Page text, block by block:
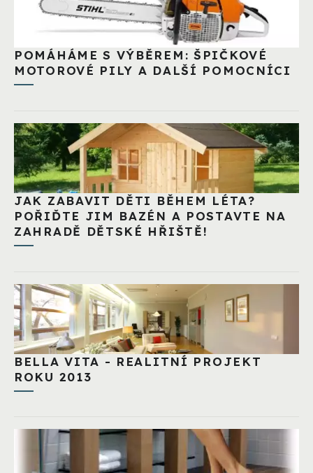
POMÁHÁME S VÝBĚREM: ŠPIČKOVÉ
MOTOROVÉ PILY A DALŠÍ POMOCNÍCI
JAK ZABAVIT DĚTI BĚHEM LÉTA?
POŘIĎTE JIM BAZÉN A POSTAVTE NA
ZAHRADĚ DĚTSKÉ HŘIŠTĚ!
BELLA VITA - REALITNÍ PROJEKT
ROKU 2013